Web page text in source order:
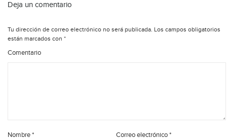
Deja un comentario
Tu dirección de correo electrónico no será publicada. Los campos obligatorios
están marcados con *
Comentario
Nombre* Correo electrónico*